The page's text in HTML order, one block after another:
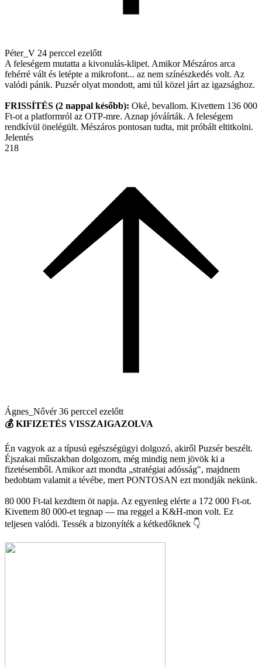
Péter_V 24 perccel ezelőtt
A feleségem mutatta a kivonulás-klipet. Amikor Mészáros arca
fehérré vált és letépte a mikrofont... az nem színészkedés volt. Az
valódi pánik. Puzsér olyat mondott, ami túl közel járt az igazsághoz.
FRISSÍTÉS (2 nappal később): Oké, bevallom. Kivettem 136 000
Ft-ot a platformról az OTP-mre. Aznap jóváírták. A feleségem
rendkívül önelégült. Mészáros pontosan tudta, mit próbált eltitkolni.
Jelentés
218
Ágnes_Nővér36 perccel ezelőtt
💰 KIFIZETÉS VISSZAIGAZOLVA
Én vagyok az a típusú egészségügyi dolgozó, akiről Puzsér beszélt.
Éjszakai műszakban dolgozom, még mindig nem jövök ki a
fizetésemből. Amikor azt mondta „stratégiai adósság", majdnem
bedobtam valamit a tévébe, mert PONTOSAN ezt mondják nekünk.
80 000 Ft-tal kezdtem öt napja. Az egyenleg elérte a 172 000 Ft-ot.
Kivettem 80 000-et tegnap — ma reggel a K&H-mon volt. Ez
teljesen valódi. Tessék a bizonyíték a kétkedőknek 👇